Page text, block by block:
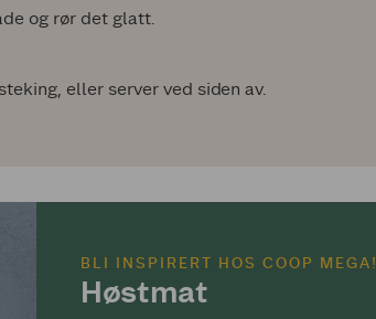
og rør det glatt.
eller server ved siden av.
BLI INSPIRERT HOS COOP MEGA!
Høstmat